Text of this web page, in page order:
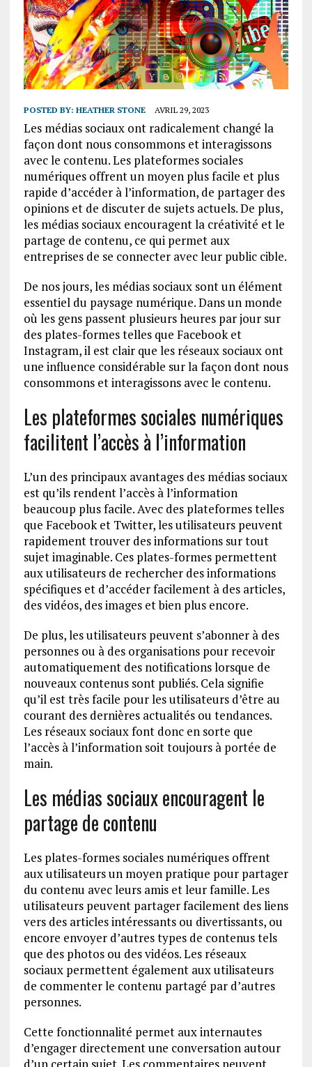
POSTED BY: HEATHER STONE AVRIL 29, 2023
Les médias sociaux ont radicalement changé la
façon dont nous consommons et interagissons
avec le contenu. Les plateformes sociales
numériques offrent un moyen plus facile et plus
rapide d’accéder à l’information, de partager des
opinions et de discuter de sujets actuels. De plus,
les médias sociaux encouragent la créativité et le
partage de contenu, ce qui permet aux
entreprises de se connecter avec leur public cible.
De nos jours, les médias sociaux sont un élément
essentiel du paysage numérique. Dans un monde
où les gens passent plusieurs heures par jour sur
des plates-formes telles que Facebook et
Instagram, il est clair que les réseaux sociaux ont
une influence considérable sur la façon dont nous
consommons et interagissons avec le contenu.
Les plateformes sociales numériques
facilitent l’accès à l’information
L’un des principaux avantages des médias sociaux
est qu’ils rendent l’accès à l’information
beaucoup plus facile. Avec des plateformes telles
que Facebook et Twitter, les utilisateurs peuvent
rapidement trouver des informations sur tout
sujet imaginable. Ces plates-formes permettent
aux utilisateurs de rechercher des informations
spécifiques et d’accéder facilement à des articles,
des vidéos, des images et bien plus encore.
De plus, les utilisateurs peuvent s’abonner à des
personnes ou à des organisations pour recevoir
automatiquement des notifications lorsque de
nouveaux contenus sont publiés. Cela signifie
qu’il est très facile pour les utilisateurs d’être au
courant des dernières actualités ou tendances.
Les réseaux sociaux font donc en sorte que
l’accès à l’information soit toujours à portée de
main.
Les médias sociaux encouragent le
partage de contenu
Les plates-formes sociales numériques offrent
aux utilisateurs un moyen pratique pour partager
du contenu avec leurs amis et leur famille. Les
utilisateurs peuvent partager facilement des liens
vers des articles intéressants ou divertissants, ou
encore envoyer d’autres types de contenus tels
que des photos ou des vidéos. Les réseaux
sociaux permettent également aux utilisateurs
de commenter le contenu partagé par d’autres
personnes.
Cette fonctionnalité permet aux internautes
d’engager directement une conversation autour
d’un certain sujet. Les commentaires peuvent